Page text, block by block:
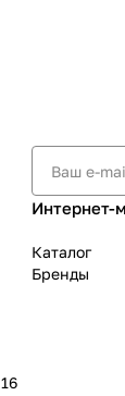
Интернет-
Каталог
Бренды